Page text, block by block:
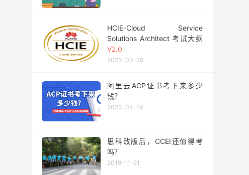
HCIE-Cloud Service
Solutions Architect 考试大纲
V2.0
2023-03-26
阿里云ACP证书考下来多少
钱？
2023-04-19
思科改版后，CCEI还值得考
吗？
2019-11-21